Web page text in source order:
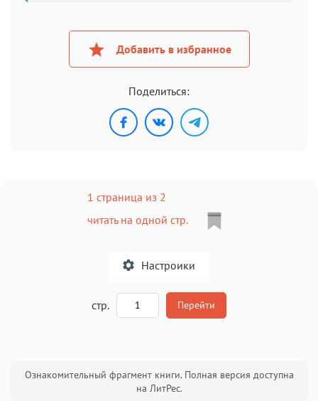
Добавить в избранное
Поделиться:
1 страница из 2
читать на одной стр.
Настроики
стр. Перейти
Ознакомительный фрагмент книги. Полная версия доступна
на ЛитРес.